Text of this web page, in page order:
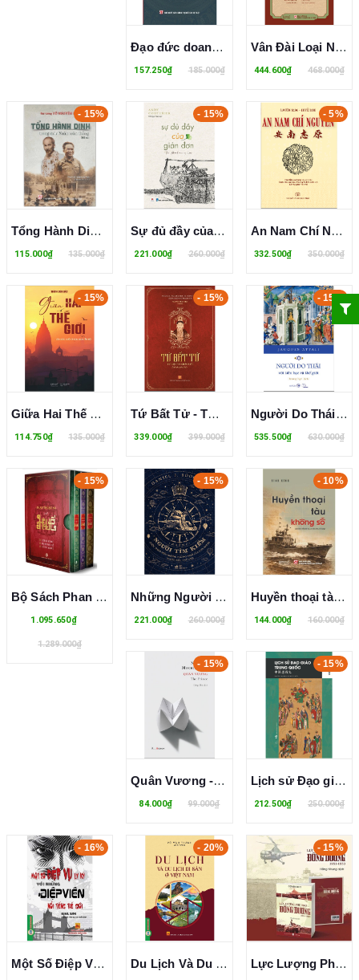
Đạo đức doanh nhân - Nguồn gốc của sự thịnh vượng bền vững
157.250₫ 185.000₫
Vân Đài Loại Ngữ (Bìa Cứng) - Lê Quý Đôn
444.600₫ 468.000₫
- 15%
Tổng Hành Dinh Trong Mùa Xuân Toàn Thắng - Đại Tướng Võ Nguyên Giáp
115.000₫ 135.000₫
- 15%
Sự đủ đầy của giản đơn (The Abundance of Less) - Andy Couturier
221.000₫ 260.000₫
- 5%
An Nam Chí Nguyên - Cao Hùng Trưng
332.500₫ 350.000₫
- 15%
Giữa Hai Thế Giới - Lời Chào Cuối Ở New Delhi, Ấn Độ - Thích Bửu Đắc
114.750₫ 135.000₫
- 15%
Tứ Bất Tử - Tư Liệu Và Khảo Cứu - Nguyễn Xuân Diện
339.000₫ 399.000₫
- 15%
Người Do Thái Với Tiền Bạc Và Thế Giới (Bìa Cứng) - Jacques Attali
535.500₫ 630.000₫
- 15%
Bộ Sách Phan Thuận An Với Huế - Lịch Sử Xứ Huế, Văn Hóa Xứ Huế, Cổ Tích Xứ Huế (Bộ Hộp)
1.095.650₫
1.289.000₫
- 15%
Những Người Tìm Kiếm - Cuộc Thám Hiểm Không Ngừng Nghỉ Của Con Người Nhằm Hiểu Thế Giới
221.000₫ 260.000₫
- 10%
Huyền thoại tàu không số - Nhà văn Đình Kính
144.000₫ 160.000₫
- 15%
Quân Vương - The Prince - Niccolò Machiavelli
84.000₫ 99.000₫
- 15%
Lịch sử Đạo giáo Trung Quốc – Phó Cần Gia
212.500₫ 250.000₫
- 16%
Một Số Điệp Vụ Ly Kỳ Với Những Điệp Viên Nổi Tiếng Thế Giới
- 20%
Du Lịch Và Du Lịch Di Sản Ở Việt Nam - Võ Văn Thành
- 15%
Lực Lượng Phụ Trợ Tại Đông Dương 1951-1953 - Gérard Brett